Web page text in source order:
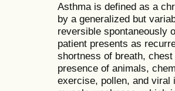
Asthma is defined as a
by a generalized but
reversible spontaneously
patient presents as
shortness of breath,
presence of animals,
exercise, pollen, and viral